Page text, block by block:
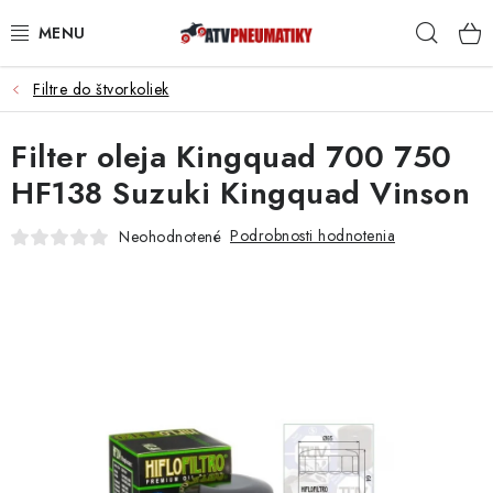
na
PNEUMATIKY
DISKY
ROZŠIROVACIE PODLOŽKY
KRYTY PODVOZKU
Filtre do štvorkoliek
Filter oleja Kingquad 700 750
HF138 Suzuki Kingquad Vinson
Neohodnotené Podrobnosti hodnotenia